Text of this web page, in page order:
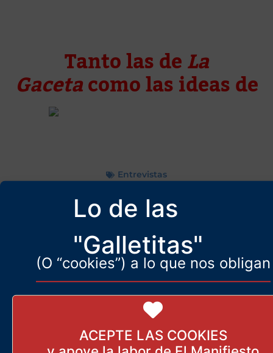
Lo de las
"Galletitas"
(O “cookies”) a lo que nos obligan
ACEPTE LAS COOKIES
Tanto las deLa
Gacetacomo las ideas de
Entrevistas
Más artículos de El
Manifiesto.com Admin
«España ha muerto», dice el
más españolista de los
españoles
10 de octubre de 2024